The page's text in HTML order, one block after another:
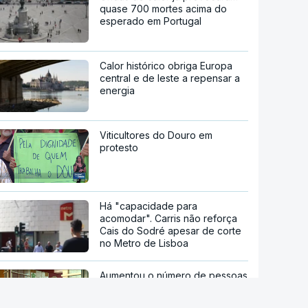
quase 700 mortes acima do
esperado em Portugal
Calor histórico obriga Europa
central e de leste a repensar a
energia
Viticultores do Douro em
protesto
Há "capacidade para
acomodar". Carris não reforça
Cais do Sodré apesar de corte
no Metro de Lisboa
Aumentou o número de pessoas